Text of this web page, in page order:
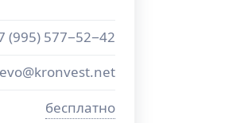
(995) 577−52−42
бесплатно